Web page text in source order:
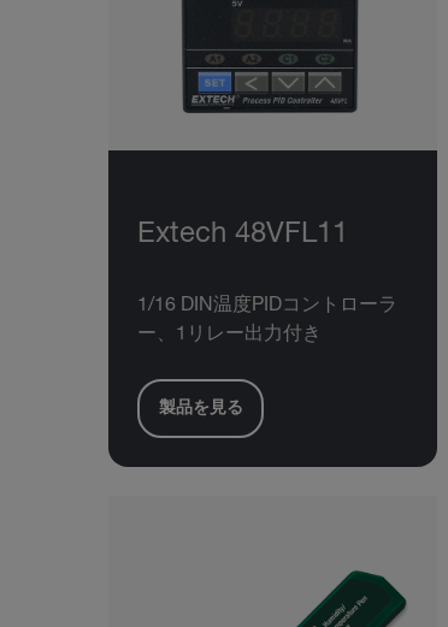
Extech 48VFL11
1/16 DIN温度PIDコントローラ
ー、1リレー出力付き
製品を見る